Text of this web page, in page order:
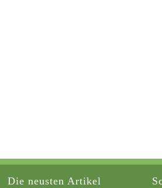
Die neusten Artikel